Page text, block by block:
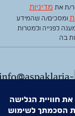
ת את מדיניות
ומסכים/ה שהמידע
לפנייה ולמטרות
בה
info@aspaklaria-